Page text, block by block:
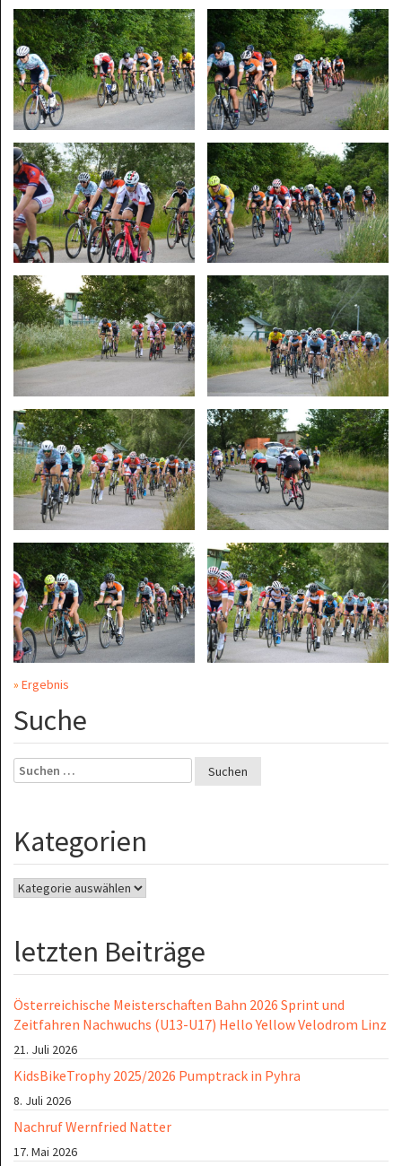
» Ergebnis
Suche
Suchen
nach:
Kategorien
Kategorien
letzten Beiträge
Österreichische Meisterschaften Bahn 2026 Sprint und
Zeitfahren Nachwuchs (U13-U17) Hello Yellow Velodrom Linz
21. Juli 2026
KidsBikeTrophy 2025/2026 Pumptrack in Pyhra
8. Juli 2026
Nachruf Wernfried Natter
17. Mai 2026